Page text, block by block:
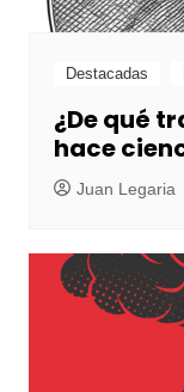
Destacadas
¿De qué
hace
Juan Legaria